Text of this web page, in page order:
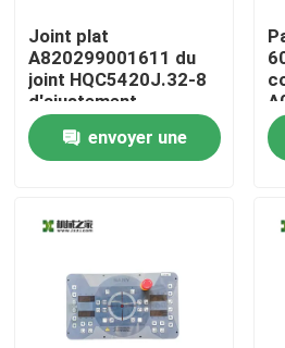
Maison
Produits
Au sujet de nous
Visite d'usine
Joint plat
A820299001611 du
joint HQC5420J.32-8
d'ajustement
envoyer une